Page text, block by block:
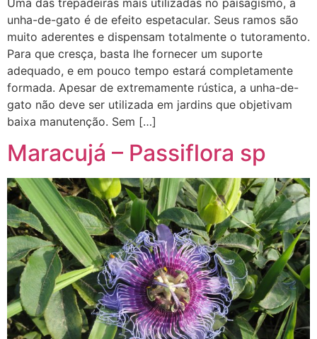
unha-de-gato é de efeito espetacular. Seus ramos são
muito aderentes e dispensam totalmente o tutoramento.
Para que cresça, basta lhe fornecer um suporte
adequado, e em pouco tempo estará completamente
formada. Apesar de extremamente rústica, a unha-de-
gato não deve ser utilizada em jardins que objetivam
baixa manutenção. Sem […]
Maracujá – Passiflora sp